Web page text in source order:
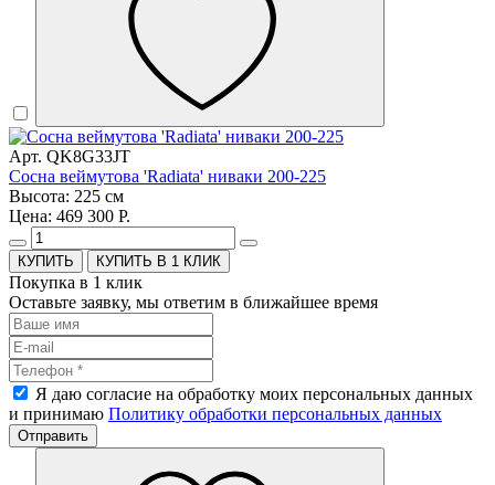
Арт. QK8G33JT
Сосна веймутова 'Radiata' ниваки 200-225
Высота: 225 см
Цена: 469 300 Р.
КУПИТЬ В 1 КЛИК
Покупка в 1 клик
Оставьте заявку, мы ответим в ближайшее время
Я даю согласие на обработку моих персональных данных
и принимаю Политику обработки персональных данных
Отправить